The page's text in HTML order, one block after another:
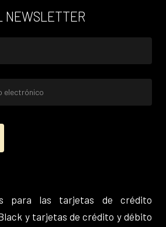
NEWSLETTER
para las tarjetas de crédito
y tarjetas de crédito y débito